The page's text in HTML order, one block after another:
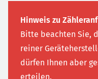
Hinweis zu
Bitte beachten Sie,
reiner
dürfen Ihnen aber
erteilen.